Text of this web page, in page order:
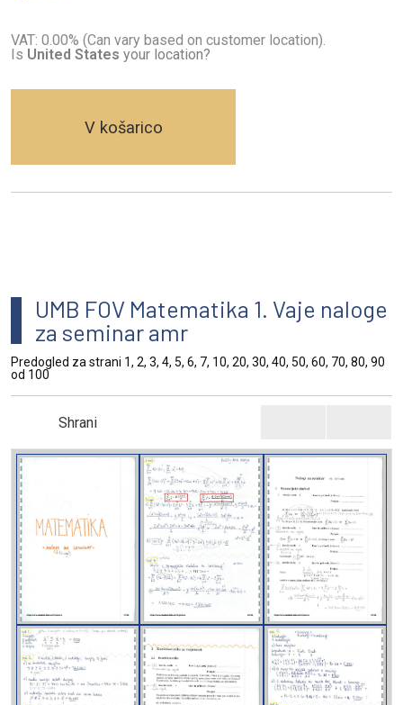
VAT: 0.00% (Can vary based on customer location).
Is United States your location?
V košarico
UMB FOV Matematika 1. Vaje naloge
za seminar amr
Predogled za strani 1, 2, 3, 4, 5, 6, 7, 10, 20, 30, 40, 50, 60, 70, 80, 90
od 100
Shrani